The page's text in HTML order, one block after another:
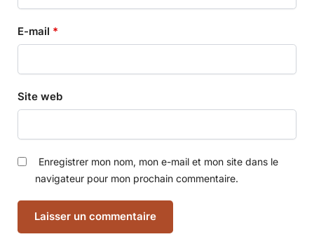
E-mail *
Site web
Enregistrer mon nom, mon e-mail et mon site dans le
navigateur pour mon prochain commentaire.